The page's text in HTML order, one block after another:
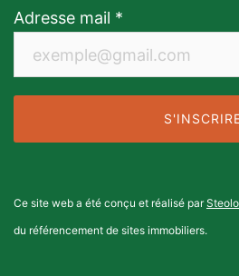
Adresse mail *
Ce site web a été conçu et réalisé parSteolo
du référencement de sites immobiliers.